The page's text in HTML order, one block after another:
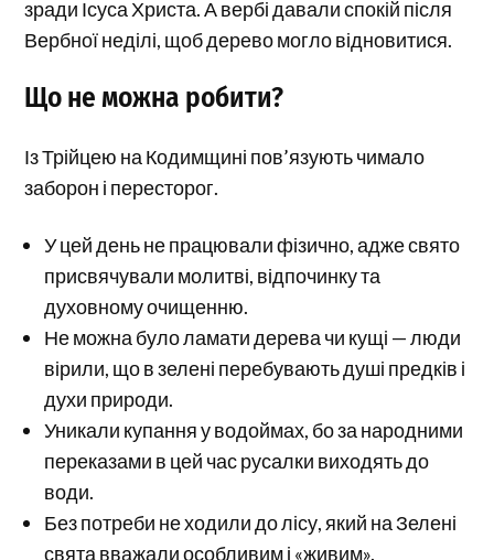
зради Ісуса Христа. А вербі давали спокій після
Вербної неділі, щоб дерево могло відновитися.
Що не можна робити?
Із Трійцею на Кодимщині пов’язують чимало
заборон і пересторог.
У цей день не працювали фізично, адже свято
присвячували молитві, відпочинку та
духовному очищенню.
Не можна було ламати дерева чи кущі — люди
вірили, що в зелені перебувають душі предків і
духи природи.
Уникали купання у водоймах, бо за народними
переказами в цей час русалки виходять до
води.
Без потреби не ходили до лісу, який на Зелені
свята вважали особливим і «живим».